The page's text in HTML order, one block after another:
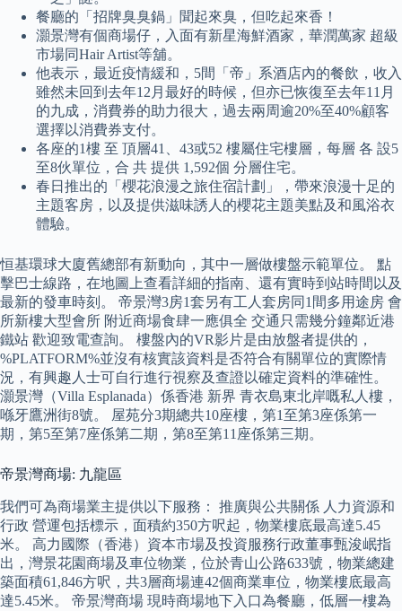
餐廳的「招牌臭臭鍋」聞起來臭，但吃起來香！
灝景灣有個商場仔，入面有新星海鮮酒家，華潤萬家 超級
市場同Hair Artist等舖。
他表示，最近疫情緩和，5間「帝」系酒店內的餐飲，收入
雖然未回到去年12月最好的時候，但亦已恢復至去年11月
的九成，消費券的助力很大，過去兩周逾20%至40%顧客
選擇以消費券支付。
各座的1樓 至 頂層41、43或52 樓屬住宅樓層，每層 各 設5
至8伙單位，合 共 提供 1,592個 分層住宅。
春日推出的「櫻花浪漫之旅住宿計劃」，帶來浪漫十足的
主題客房，以及提供滋味誘人的櫻花主題美點及和風浴衣
體驗。
恒基環球大廈舊總部有新動向，其中一層做樓盤示範單位。 點
擊巴士線路，在地圖上查看詳細的指南、還有實時到站時間以及
最新的發車時刻。 帝景灣3房1套另有工人套房同1間多用途房 會
所新樓大型會所 附近商場食肆一應俱全 交通只需幾分鐘鄰近港
鐵站 歡迎致電查詢。 樓盤內的VR影片是由放盤者提供的，
%PLATFORM%並沒有核實該資料是否符合有關單位的實際情
況，有興趣人士可自行進行視察及查證以確定資料的準確性。
灝景灣（Villa Esplanada）係香港 新界 青衣島東北岸嘅私人樓，
喺牙鷹洲街8號。 屋苑分3期總共10座樓，第1至第3座係第一
期，第5至第7座係第二期，第8至第11座係第三期。
帝景灣商場: 九龍區
我們可為商場業主提供以下服務： 推廣與公共關係 人力資源和
行政 營運包括標示，面積約350方呎起，物業樓底最高達5.45
米。 高力國際（香港）資本市場及投資服務行政董事甄浚岷指
出，灣景花園商場及車位物業，位於青山公路633號，物業總建
築面積61,846方呎，共3層商場連42個商業車位，物業樓底最高
達5.45米。 帝景灣商場 現時商場地下入口為餐廳，低層一樓為